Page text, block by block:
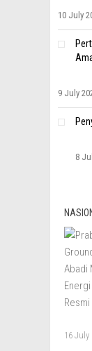
10 July
9 July
8
16 July